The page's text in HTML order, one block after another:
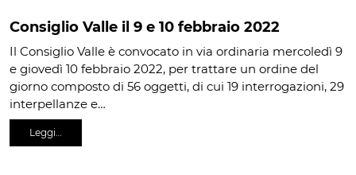
Consiglio Valle il 9 e 10 febbraio 2022
Il Consiglio Valle è convocato in via ordinaria mercoledì 9
e giovedì 10 febbraio 2022, per trattare un ordine del
giorno composto di 56 oggetti, di cui 19 interrogazioni, 29
interpellanze e…
Leggi…